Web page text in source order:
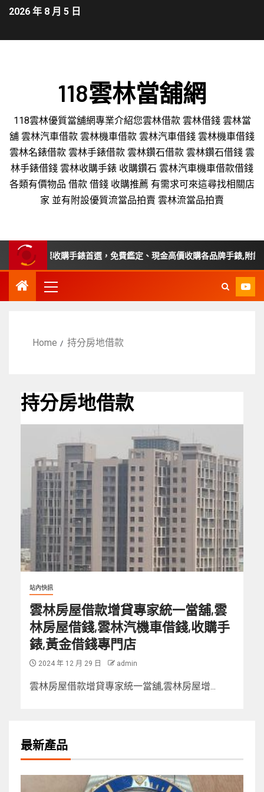
2026 年 8 月 5 日
118雲林當舖網
118雲林優質當舖網專業介紹您雲林借款 雲林借錢 雲林當
舖 雲林汽車借款 雲林機車借款 雲林汽車借錢 雲林機車借錢
雲林名錶借款 雲林手錶借款 雲林鑽石借款 雲林鑽石借錢 雲
林手錶借錢 雲林收購手錶 收購鑽石 雲林汽車機車借款借錢
各類有價物品 借款 借錢 收購推薦 有需求可來這尋找相關店
家 並有附設優質流當品拍賣 雲林流當品拍賣
、苗栗收購手錶首選，免費鑑定、現金高價收購各品牌手錶,附設平價
Home 持分房地借款
持分房地借款
站內快訊
雲林房屋借款增貸專家統一當舖,雲
林房屋借錢,雲林汽機車借錢,收購手
錶,黃金借錢專門店
2024 年 12 月 29 日 admin
雲林房屋借款增貸專家統一當舖,雲林房屋增...
最新產品